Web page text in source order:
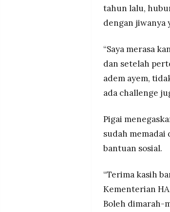
tahun lalu,
dengan jiwanya
“Saya merasa
dan setelah
adem ayem,
ada challenge
Pigai
sudah memadai
bantuan sosial.
“Terima kasih
Kementerian
Boleh dimarah-